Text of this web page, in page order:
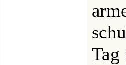
Tag